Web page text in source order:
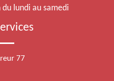
lundi au samedi
77